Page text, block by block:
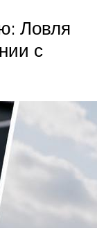
Ловля
с